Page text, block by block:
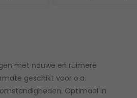
met nauwe en ruimere
geschikt voor o.a.
Optimaal in